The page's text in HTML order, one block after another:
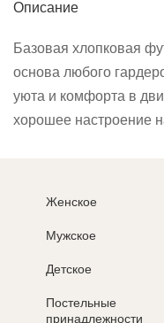
Описание
Базовая хлопковая
основа любого
уюта и комфорта в
хорошее настроение
Женское
Мужское
Детское
Постельные
принадлежности